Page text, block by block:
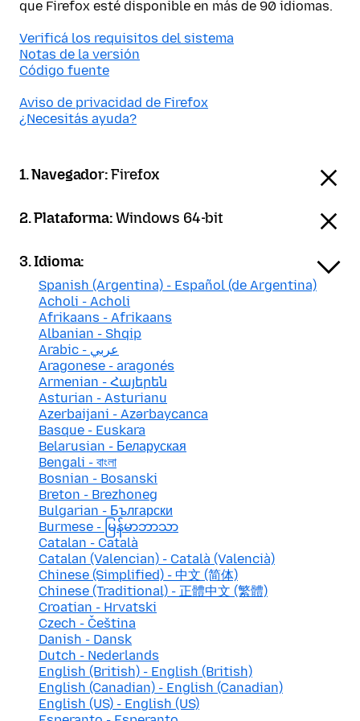
que Firefox esté disponible en más de 90 idiomas.
Verificá los requisitos del sistema
Notas de la versión
Código fuente
Aviso de privacidad de Firefox
¿Necesitás ayuda?
1. Navegador:Firefox
2. Plataforma:Windows 64-bit
3. Idioma:
Spanish (Argentina) - Español (de Argentina)
Acholi - Acholi
Afrikaans - Afrikaans
Albanian - Shqip
Arabic - عربي
Aragonese - aragonés
Armenian - Հայերեն
Asturian - Asturianu
Azerbaijani - Azərbaycanca
Basque - Euskara
Belarusian - Беларуская
Bengali - বাংলা
Bosnian - Bosanski
Breton - Brezhoneg
Bulgarian - Български
Burmese - မြန်မာဘာသာ
Catalan - Català
Catalan (Valencian) - Català (Valencià)
Chinese (Simplified) - 中文 (简体)
Chinese (Traditional) - 正體中文 (繁體)
Croatian - Hrvatski
Czech - Čeština
Danish - Dansk
Dutch - Nederlands
English (British) - English (British)
English (Canadian) - English (Canadian)
English (US) - English (US)